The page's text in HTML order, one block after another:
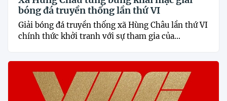
bóng đá truyền thống lần thứ VI
Giải bóng đá truyền thống xã Hùng Châu lần thứ VI
chính thức khởi tranh với sự tham gia của...